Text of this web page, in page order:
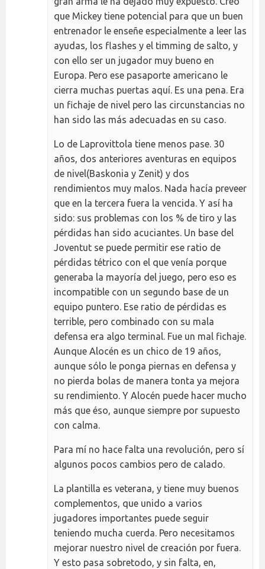
que Mickey tiene potencial para que un buen
entrenador le enseñe especialmente a leer las
ayudas, los flashes y el timming de salto, y
con ello ser un jugador muy bueno en
Europa. Pero ese pasaporte americano le
cierra muchas puertas aquí. Es una pena. Era
un fichaje de nivel pero las circunstancias no
han sido las más adecuadas en su caso.
Lo de Laprovittola tiene menos pase. 30
años, dos anteriores aventuras en equipos
de nivel(Baskonia y Zenit) y dos
rendimientos muy malos. Nada hacía preveer
que en la tercera fuera la vencida. Y así ha
sido: sus problemas con los % de tiro y las
pérdidas han sido acuciantes. Un base del
Joventut se puede permitir ese ratio de
pérdidas tétrico con el que venía porque
generaba la mayoría del juego, pero eso es
incompatible con un segundo base de un
equipo puntero. Ese ratio de pérdidas es
terrible, pero combinado con su mala
defensa era algo terminal. Fue un mal fichaje.
Aunque Alocén es un chico de 19 años,
aunque sólo le ponga piernas en defensa y
no pierda bolas de manera tonta ya mejora
su rendimiento. Y Alocén puede hacer mucho
más que éso, aunque siempre por supuesto
con calma.
Para mí no hace falta una revolución, pero sí
algunos pocos cambios pero de calado.
La plantilla es veterana, y tiene muy buenos
complementos, que unido a varios
jugadores importantes puede seguir
teniendo mucha cuerda. Pero necesitamos
mejorar nuestro nivel de creación por fuera.
Y esto pasa sobretodo, y sin falta, en,